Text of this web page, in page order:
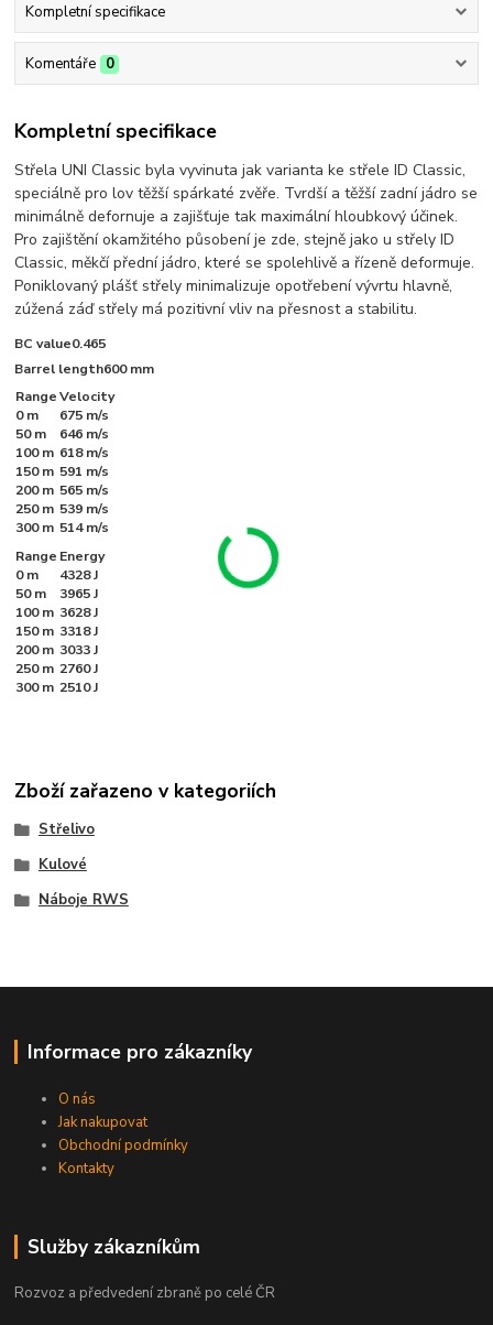
Kompletní specifikace
Komentáře 0
Kompletní specifikace
Střela UNI Classic byla vyvinuta jak varianta ke střele ID Classic,
speciálně pro lov těžší spárkaté zvěře. Tvrdší a těžší zadní jádro se
minimálně defornuje a zajišťuje tak maximální hloubkový účinek.
Pro zajištění okamžitého působení je zde, stejně jako u střely ID
Classic, měkčí přední jádro, které se spolehlivě a řízeně deformuje.
Poniklovaný plášť střely minimalizuje opotřebení vývrtu hlavně,
zúžená záď střely má pozitivní vliv na přesnost a stabilitu.
BC value0.465
Barrel length600 mm
RangeVelocity
0 m
675 m/s
50 m
646 m/s
100 m 618 m/s
150 m 591 m/s
200 m 565 m/s
250 m 539 m/s
300 m 514 m/s
Range Energy
0 m
4328 J
50 m
3965 J
100 m 3628 J
150 m 3318 J
200 m 3033 J
250 m 2760 J
300 m 2510 J
Zboží zařazeno v kategoriích
Střelivo
Kulové
Náboje RWS
Informace pro zákazníky
O nás
Jak nakupovat
Obchodní podmínky
Kontakty
Služby zákazníkům
Rozvoz a předvedení zbraně po celé ČR